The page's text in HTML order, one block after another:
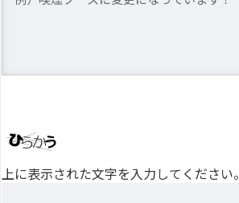
上に表示された文字を入力してください。